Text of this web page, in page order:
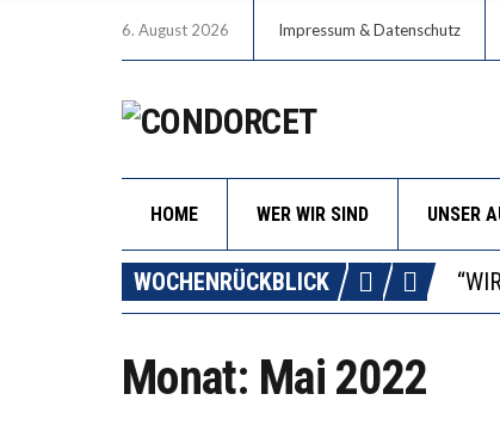
6. August 2026 Impressum & Datenschutz
HOME WER WIR SIND UNSER
WOCHENRÜCKBLICK
ICH
DIE
Monat: Mai 2022